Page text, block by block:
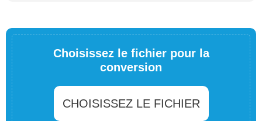
Choisissez le fichier pour la
conversion
CHOISISSEZ LE FICHIER